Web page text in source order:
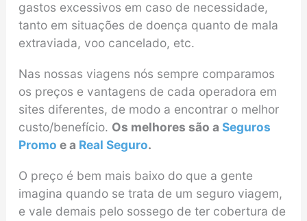
gastos excessivos em caso de necessidade,
tanto em situações de doença quanto de mala
extraviada, voo cancelado, etc.
Nas nossas viagens nós sempre comparamos
os preços e vantagens de cada operadora em
sites diferentes, de modo a encontrar o melhor
custo/benefício. Os melhores são a Seguros
Promo e a Real Seguro.
O preço é bem mais baixo do que a gente
imagina quando se trata de um seguro viagem,
e vale demais pelo sossego de ter cobertura de